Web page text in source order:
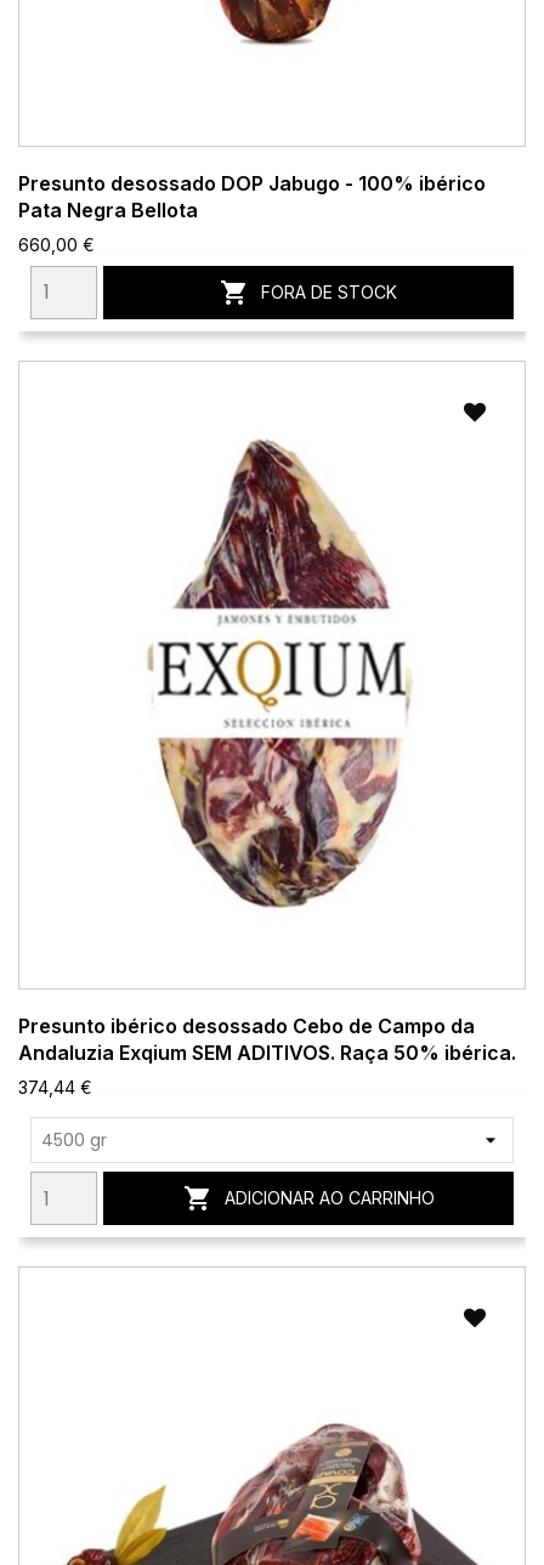
Presunto desossado DOP Jabugo - 100% ibérico
Pata Negra Bellota
660,00 €
 FORA DE STOCK
Presunto ibérico desossado Cebo de Campo da
Andaluzia Exqium SEM ADITIVOS. Raça 50% ibérica.
374,44 €
 ADICIONAR AO CARRINHO